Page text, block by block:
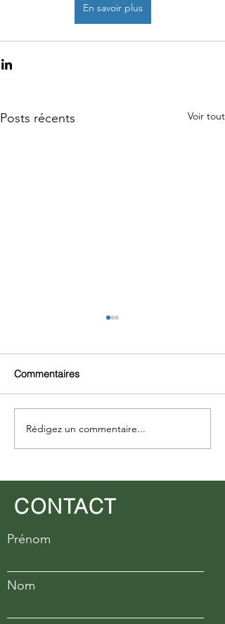
En savoir plus
Posts récents Voir tout
La lettre de Tourny Wealth
Management | T2 2026
Commentaires
Rédigez un commentaire...
CONTACT
Prénom
Nom